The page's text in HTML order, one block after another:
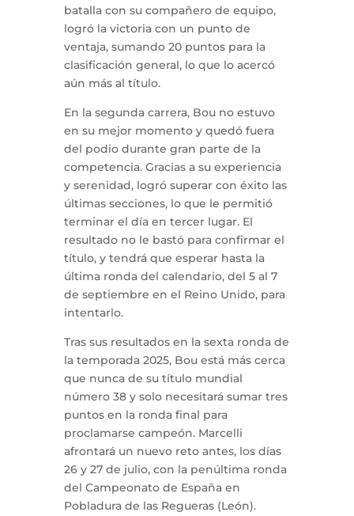
batalla con su compañero de equipo,
logró la victoria con un punto de
ventaja, sumando 20 puntos para la
clasificación general, lo que lo acercó
aún más al título.
En la segunda carrera, Bou no estuvo
en su mejor momento y quedó fuera
del podio durante gran parte de la
competencia. Gracias a su experiencia
y serenidad, logró superar con éxito las
últimas secciones, lo que le permitió
terminar el día en tercer lugar. El
resultado no le bastó para confirmar el
título, y tendrá que esperar hasta la
última ronda del calendario, del 5 al 7
de septiembre en el Reino Unido, para
intentarlo.
Tras sus resultados en la sexta ronda de
la temporada 2025, Bou está más cerca
que nunca de su título mundial
número 38 y solo necesitará sumar tres
puntos en la ronda final para
proclamarse campeón. Marcelli
afrontará un nuevo reto antes, los días
26 y 27 de julio, con la penúltima ronda
del Campeonato de España en
Pobladura de las Regueras (León).